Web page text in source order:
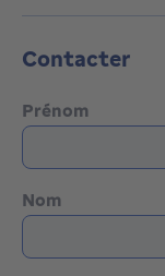
508.
Contacter
Prénom
Nom